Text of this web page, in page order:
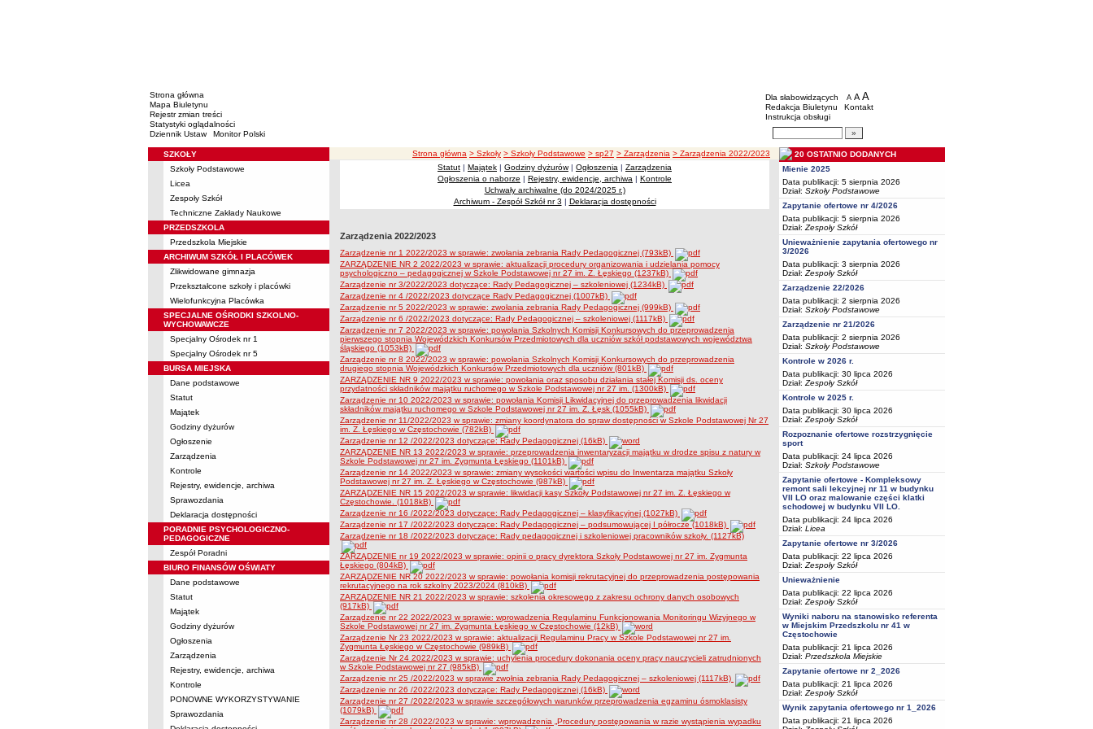
Strona główna
Mapa Biuletynu
Rejestr zmian treści
Statystyki oglądalności
Dziennik Ustaw
Monitor Polski
BIP - Oświata Częstochowa
Menu dodatkowe
Dla słabowidzących A pomniejsz czcionkę
A standardowy rozmiar czcionki
A
Redakcja Biuletynu
Kontakt
Instrukcja obsługi
Wyszukiwarka artykułów
Menu
SZKOŁY
Szkoły Podstawowe
Licea
Zespoły Szkół
Techniczne Zakłady Naukowe
PRZEDSZKOLA
Przedszkola Miejskie
ARCHIWUM SZKÓŁ I PLACÓWEK
Zlikwidowane gimnazja
Przekształcone szkoły i placówki
Wielofunkcyjna Placówka
SPECJALNE OŚRODKI SZKOLNO-
WYCHOWAWCZE
Specjalny Ośrodek nr 1
Specjalny Ośrodek nr 5
BURSA MIEJSKA
Dane podstawowe
Statut
Majątek
Godziny dyżurów
Ogłoszenie
Zarządzenia
Kontrole
Rejestry, ewidencje, archiwa
Sprawozdania
Deklaracja dostępności
PORADNIE PSYCHOLOGICZNO-
PEDAGOGICZNE
Zespół Poradni
BIURO FINANSÓW OŚWIATY
Dane podstawowe
Statut
Majątek
Godziny dyżurów
Ogłoszenia
Zarządzenia
Rejestry, ewidencje, archiwa
Kontrole
PONOWNE WYKORZYSTYWANIE
Sprawozdania
ścieżka nawigacji
Strona główna > Szkoły > Szkoły Podstawowe > sp27 > Zarządzenia > Zarządzenia 2022/2023
Statut | Majątek | Godziny dyżurów| Ogłoszenia | Zarządzenia
Ogłoszenia o naborze | Rejestry, ewidencje, archiwa | Kontrole
Uchwały archiwalne (do 2024/2025 r.)
Archiwum - Zespół Szkół nr 3 | Deklaracja dostępności
Zarządzenia 2022/2023
Zarządzenie nr 1 2022/2023 w sprawie: zwołania zebrania Rady Pedagogicznej (793kB)
ZARZĄDZENIE NR 2 2022/2023 w sprawie: aktualizacji procedury organizowania i udzielania pomocy
psychologiczno – pedagogicznej w Szkole Podstawowej nr 27 im. Z. Łęskiego (1237kB)
Zarządzenie nr 3/2022/2023 dotyczące: Rady Pedagogicznej – szkoleniowej (1234kB)
Zarządzenie nr 4 /2022/2023 dotyczące Rady Pedagogicznej (1007kB)
Zarządzenie nr 5 2022/2023 w sprawie: zwołania zebrania Rady Pedagogicznej (999kB)
Zarządzenie nr 6 /2022/2023 dotyczące: Rady Pedagogicznej – szkoleniowej (1117kB)
Zarządzenie nr 7 2022/2023 w sprawie: powołania Szkolnych Komisji Konkursowych do przeprowadzenia
pierwszego stopnia Wojewódzkich Konkursów Przedmiotowych dla uczniów szkół podstawowych województwa
śląskiego (1053kB)
Zarządzenie nr 8 2022/2023 w sprawie: powołania Szkolnych Komisji Konkursowych do przeprowadzenia
drugiego stopnia Wojewódzkich Konkursów Przedmiotowych dla uczniów (801kB)
ZARZĄDZENIE NR 9 2022/2023 w sprawie: powołania oraz sposobu działania stałej Komisji ds. oceny
przydatności składników majątku ruchomego w Szkole Podstawowej nr 27 im. (1300kB)
Zarządzenie nr 10 2022/2023 w sprawie: powołania Komisji Likwidacyjnej do przeprowadzenia likwidacji
składników majątku ruchomego w Szkole Podstawowej nr 27 im. Z. Łęsk (1055kB)
Zarządzenie nr 11/2022/2023 w sprawie: zmiany koordynatora do spraw dostępności w Szkole Podstawowej Nr 27
im. Z. Łęskiego w Częstochowie (782kB)
Zarządzenie nr 12 /2022/2023 dotyczące: Rady Pedagogicznej (16kB)
ZARZĄDZENIE NR 13 2022/2023 w sprawie: przeprowadzenia inwentaryzacji majątku w drodze spisu z natury w
Szkole Podstawowej nr 27 im. Zygmunta Łęskiego (1101kB)
Zarządzenie nr 14 2022/2023 w sprawie: zmiany wysokości wartości wpisu do Inwentarza majątku Szkoły
Podstawowej nr 27 im. Z. Łęskiego w Częstochowie (987kB)
ZARZĄDZENIE NR 15 2022/2023 w sprawie: likwidacji kasy Szkoły Podstawowej nr 27 im. Z. Łęskiego w
Częstochowie. (1018kB)
Zarządzenie nr 16 /2022/2023 dotyczące: Rady Pedagogicznej – klasyfikacyjnej (1027kB)
Zarządzenie nr 17 /2022/2023 dotyczące: Rady Pedagogicznej – podsumowującej I półrocze (1018kB)
Zarządzenie nr 18 /2022/2023 dotyczące: Rady pedagogicznej i szkoleniowej pracowników szkoły. (1127kB)
ZARZĄDZENIE nr 19 2022/2023 w sprawie: opinii o pracy dyrektora Szkoły Podstawowej nr 27 im. Zygmunta
Łęskiego (804kB)
ZARZĄDZENIE NR 20 2022/2023 w sprawie: powołania komisji rekrutacyjnej do przeprowadzenia postępowania
rekrutacyjnego na rok szkolny 2023/2024 (810kB)
ZARZĄDZENIE NR 21 2022/2023 w sprawie: szkolenia okresowego z zakresu ochrony danych osobowych
(917kB)
Zarządzenie nr 22 2022/2023 w sprawie: wprowadzenia Regulaminu Funkcjonowania Monitoringu Wizyjnego w
Szkole Podstawowej nr 27 im. Zygmunta Łęskiego w Częstochowie (12kB)
Zarządzenie Nr 23 2022/2023 w sprawie: aktualizacji Regulaminu Pracy w Szkole Podstawowej nr 27 im.
Zygmunta Łęskiego w Częstochowie (989kB)
Zarządzenie Nr 24 2022/2023 w sprawie: uchylenia procedury dokonania oceny pracy nauczycieli zatrudnionych
w Szkole Podstawowej nr 27 (985kB)
Zarządzenie nr 25 /2022/2023 w sprawie zwołnia zebrania Rady Pedagogicznej – szkoleniowej (1117kB)
Zarządzenie nr 26 /2022/2023 dotyczące: Rady Pedagogicznej (16kB)
Zarządzenie nr 27 /2022/2023 w sprawie szczegółowych warunków przeprowadzenia egzaminu ósmoklasisty
(1079kB)
Zarządzenie nr 28 /2022/2023 w sprawie: wprowadzenia „Procedury postępowania w razie wystąpienia wypadku
20 OSTATNIO DODANYCH
Mienie 2025
Data publikacji: 5 sierpnia 2026
Dział: Szkoły Podstawowe
Zapytanie ofertowe nr 4/2026
Data publikacji: 5 sierpnia 2026
Dział: Zespoły Szkół
Unieważnienie zapytania ofertowego nr
3/2026
Data publikacji: 3 sierpnia 2026
Dział: Zespoły Szkół
Zarządzenie 22/2026
Data publikacji: 2 sierpnia 2026
Dział: Szkoły Podstawowe
Zarządzenie nr 21/2026
Data publikacji: 2 sierpnia 2026
Dział: Szkoły Podstawowe
Kontrole w 2026 r.
Data publikacji: 30 lipca 2026
Dział: Zespoły Szkół
Kontrole w 2025 r.
Data publikacji: 30 lipca 2026
Dział: Zespoły Szkół
Rozpoznanie ofertowe rozstrzygnięcie
sport
Data publikacji: 24 lipca 2026
Dział: Szkoły Podstawowe
Zapytanie ofertowe - Kompleksowy
remont sali lekcyjnej nr 11 w budynku
VII LO oraz malowanie części klatki
schodowej w budynku VII LO.
Data publikacji: 24 lipca 2026
Dział: Licea
Zapytanie ofertowe nr 3/2026
Data publikacji: 22 lipca 2026
Dział: Zespoły Szkół
Unieważnienie
Data publikacji: 22 lipca 2026
Dział: Zespoły Szkół
Wyniki naboru na stanowisko referenta
w Miejskim Przedszkolu nr 41 w
Częstochowie
Data publikacji: 21 lipca 2026
Dział: Przedszkola Miejskie
Zapytanie ofertowe nr 2_2026
Data publikacji: 21 lipca 2026
Dział: Zespoły Szkół
Wynik zapytania ofertowego nr 1_2026
Data publikacji: 21 lipca 2026